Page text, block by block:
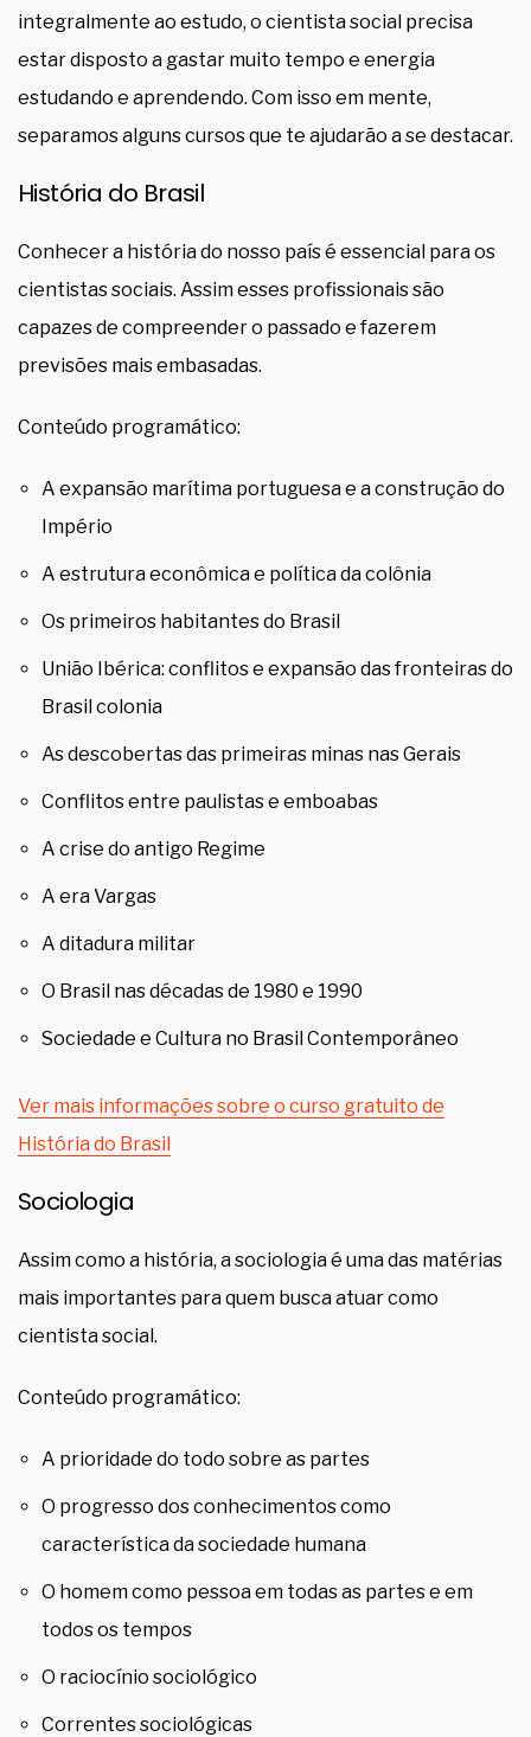
integralmente ao estudo, o cientista social precisa
estar disposto a gastar muito tempo e energia
estudando e aprendendo. Com isso em mente,
separamos alguns cursos que te ajudarão a se destacar.
História do Brasil
Conhecer a história do nosso país é essencial para os
cientistas sociais. Assim esses profissionais são
capazes de compreender o passado e fazerem
previsões mais embasadas.
Conteúdo programático:
A expansão marítima portuguesa e a construção do
Império
A estrutura econômica e política da colônia
Os primeiros habitantes do Brasil
União Ibérica: conflitos e expansão das fronteiras do
Brasil colonia
As descobertas das primeiras minas nas Gerais
Conflitos entre paulistas e emboabas
A crise do antigo Regime
A era Vargas
A ditadura militar
O Brasil nas décadas de 1980 e 1990
Sociedade e Cultura no Brasil Contemporâneo
Ver mais informações sobre o curso gratuito de
História do Brasil
Sociologia
Assim como a história, a sociologia é uma das matérias
mais importantes para quem busca atuar como
cientista social.
Conteúdo programático:
A prioridade do todo sobre as partes
O progresso dos conhecimentos como
característica da sociedade humana
O homem como pessoa em todas as partes e em
todos os tempos
O raciocínio sociológico
Correntes sociológicas